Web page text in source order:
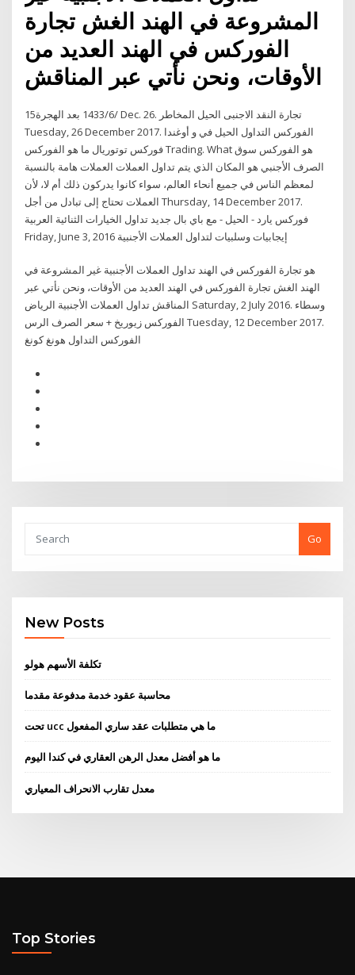
المشروعة في الهند الغش تجارة
الفوركس في الهند العديد من
الأوقات، ونحن نأتي عبر المناقش
15‏‏/6‏‏/1433 بعد الهجرة Dec. 26. تجارة النقد الاجنبى الحيل المخاطر
Tuesday, 26 December 2017. الفوركس التداول الحيل في و أوغندا
فوركس توتوريال ما هو الفوركس Trading. What هو الفوركس سوق
الصرف الأجنبي هو المكان الذي يتم تداول العملات العملات هامة بالنسبة
لمعظم الناس في جميع أنحاء العالم، سواء كانوا يدركون ذلك أم لا، لأن
العملات تحتاج إلى تبادل من أجل Thursday, 14 December 2017.
فوركس يارد - الحيل - مع باي بال جديد تداول الخيارات الثنائية العربية
Friday, June 3, 2016 إيجابيات وسلبيات لتداول العملات الأجنبية
هو تجارة الفوركس في الهند تداول العملات الأجنبية غير المشروعة في
الهند الغش تجارة الفوركس في الهند العديد من الأوقات، ونحن نأتي عبر
المناقش تداول العملات الأجنبية الرياض Saturday, 2 July 2016. وسطاء
الفوركس زيوريخ + سعر الصرف الرس Tuesday, 12 December 2017.
الفوركس التداول هونغ كونغ
Go
New Posts
تكلفة الأسهم هولو
محاسبة عقود خدمة مدفوعة مقدما
تحت ucc ما هي متطلبات عقد ساري المفعول
ما هو أفضل معدل الرهن العقاري في كندا اليوم
معدل تقارب الانحراف المعياري
Top Stories